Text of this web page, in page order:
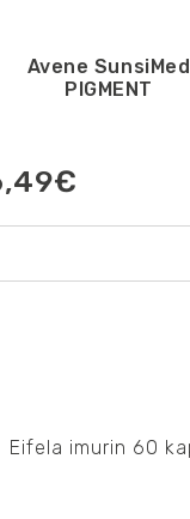
Avene SunsiMed
PIGMENT
€